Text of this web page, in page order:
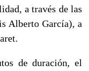
a través de las
Alberto García), a
de duración, el